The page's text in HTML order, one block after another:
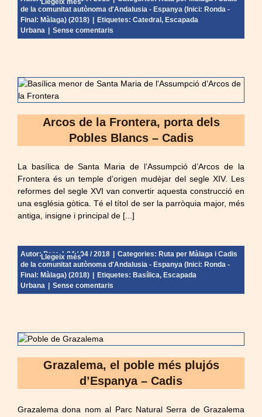
de la comunitat autònoma d'Andalusia - Espanya (Inici: Ronda -
Final: Màlaga) (2018)
Etiquetes: Catedral , Escapada
Urbana
Sense comentaris
Llegeix més
Arcos de la Frontera, porta dels
Pobles Blancs – Cadis
La basílica de Santa Maria de l’Assumpció d’Arcos de la
Frontera és un temple d’origen mudèjar del segle XIV. Les
reformes del segle XVI van convertir aquesta construcció en
una església gòtica. Té el títol de ser la parròquia major, més
antiga, insigne i principal de [...]
Autor:Pere | 04 / 04 / 2018 Categories: Ruta per Màlaga i Cadis
de la comunitat autònoma d'Andalusia - Espanya (Inici: Ronda -
Final: Màlaga) (2018)
Etiquetes: Basílica, Escapada
Urbana
Sense comentaris
Llegeix més
Grazalema, el poble més plujós
d’Espanya – Cadis
Grazalema dona nom al Parc Natural Serra de Grazalema